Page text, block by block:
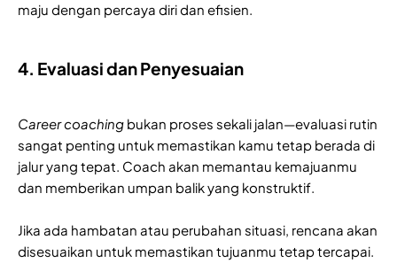
maju dengan percaya diri dan efisien.
4. Evaluasi dan Penyesuaian
Career coaching bukan proses sekali jalan—evaluasi rutin
sangat penting untuk memastikan kamu tetap berada di
jalur yang tepat. Coach akan memantau kemajuanmu
dan memberikan umpan balik yang konstruktif.
Jika ada hambatan atau perubahan situasi, rencana akan
disesuaikan untuk memastikan tujuanmu tetap tercapai.